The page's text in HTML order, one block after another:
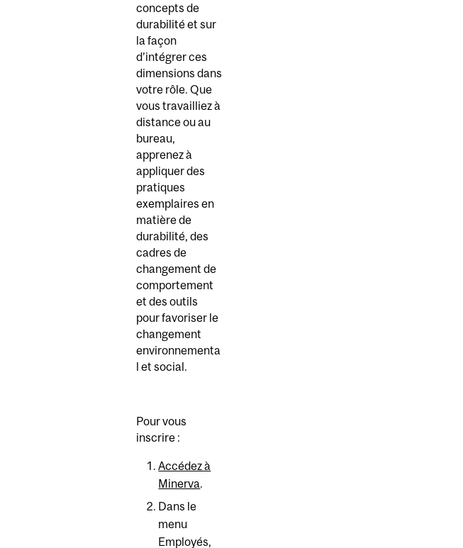
concepts de
durabilité et sur
la façon
d’intégrer ces
dimensions dans
votre rôle. Que
vous travailliez à
distance ou au
bureau,
apprenez à
appliquer des
pratiques
exemplaires en
matière de
durabilité, des
cadres de
changement de
comportement
et des outils
pour favoriser le
changement
environnementa
l et social.
Pour vous
inscrire :
Accédez à
Minerva.
Dans le
menu
Employés,